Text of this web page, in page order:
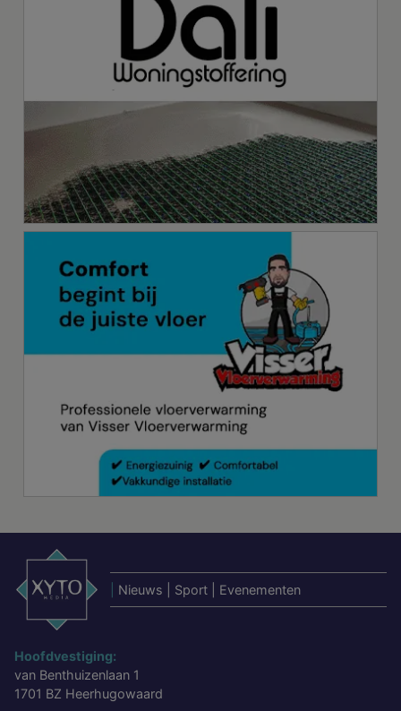
Nieuws | Sport | Evenementen
Hoofdvestiging:
van Benthuizenlaan 1
1701 BZ Heerhugowaard